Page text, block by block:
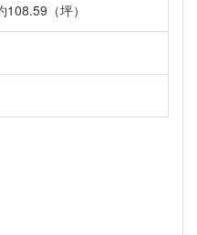
（坪）